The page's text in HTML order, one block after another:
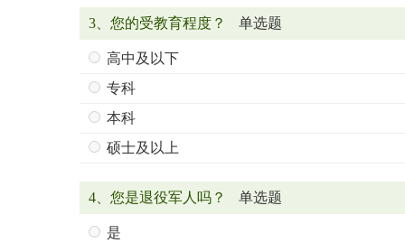
3、您的受教育程度？ 单选题
高中及以下
专科
本科
硕士及以上
4、您是退役军人吗？ 单选题
是